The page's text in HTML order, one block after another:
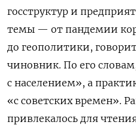
госструктур и
темы — от пандемии
до геополитики,
чиновник. По его
с населением», а
«с советских времен».
привлекалось для